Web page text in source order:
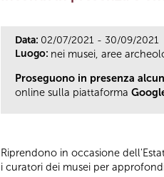
Data: 02/07/2021 - 30/09/2021
Luogo: nei musei, aree
Proseguono in presenza
online sulla piattaforma
Riprendono in occasione
i curatori dei musei per